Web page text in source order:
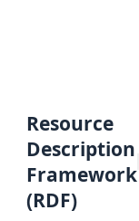
Resource
Description
Framework
(RDF)